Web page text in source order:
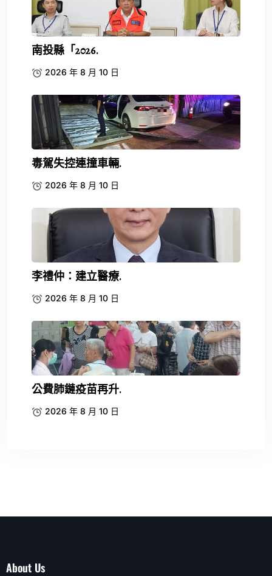
南投縣「2026.
2026 年 8 月 10 日
毒駕失控連撞車輛.
2026 年 8 月 10 日
李禮仲：建立醫療.
2026 年 8 月 10 日
公費肺鏈疫苗再升.
2026 年 8 月 10 日
About Us